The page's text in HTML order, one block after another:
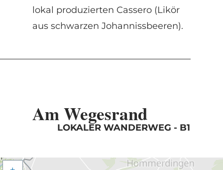
lokal produzierten Cassero (Likör
aus schwarzen Johannissbeeren).
Am Wegesrand
LOKALER WANDERWEG - B1